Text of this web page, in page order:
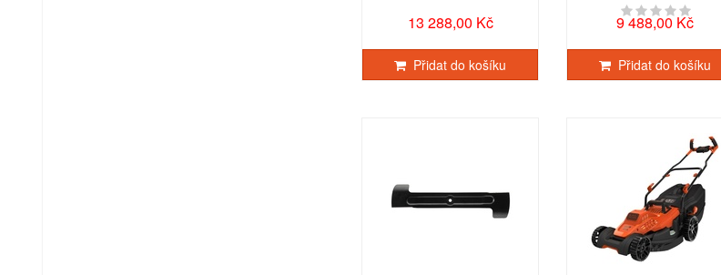
13 288,00 Kč
Přidat do košíku
9 488,00 Kč
Přidat do košíku